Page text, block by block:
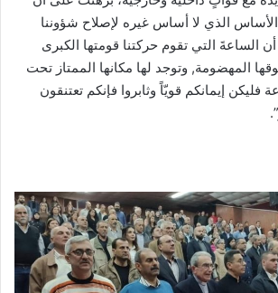
الأساس الذي لا أساس غيره لإصلاح شؤوننا
أن الساعةَ التي تقوم حركتنا قومتها الكبرى
المهضومة, وتوجد لها مكانها الممتاز تحت
إيمانكم قويّاً وثابروا فإنكم تعتنقون